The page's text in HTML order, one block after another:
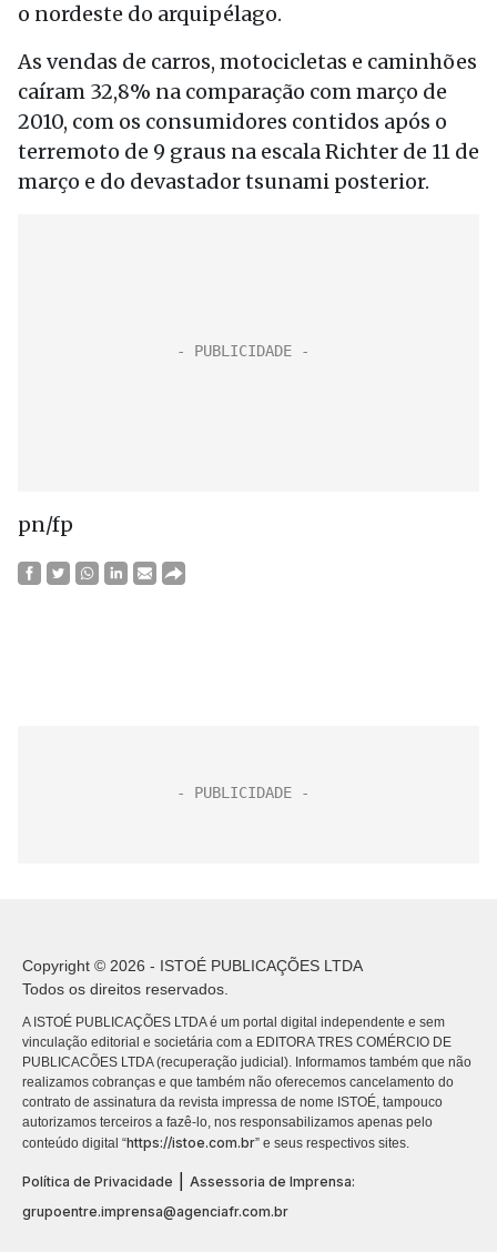
o nordeste do arquipélago.
As vendas de carros, motocicletas e caminhões
caíram 32,8% na comparação com março de
2010, com os consumidores contidos após o
terremoto de 9 graus na escala Richter de 11 de
março e do devastador tsunami posterior.
pn/fp
Copyright © 2026 - ISTOÉ PUBLICAÇÕES LTDA
Todos os direitos reservados.
A ISTOÉ PUBLICAÇÕES LTDA é um portal digital independente e sem
vinculação editorial e societária com a EDITORA TRES COMÉRCIO DE
PUBLICACÕES LTDA (recuperação judicial). Informamos também que não
realizamos cobranças e que também não oferecemos cancelamento do
contrato de assinatura da revista impressa de nome ISTOÉ, tampouco
autorizamos terceiros a fazê-lo, nos responsabilizamos apenas pelo
conteúdo digital “https://istoe.com.br” e seus respectivos sites.
Política de Privacidade
Assessoria de Imprensa:
grupoentre.imprensa@agenciafr.com.br